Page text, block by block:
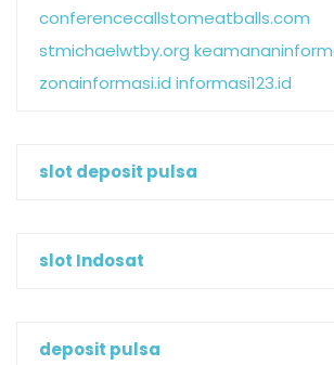
conferencecallstomeatballs.com
stmichaelwtby.org
zonainformasi.id informasi123.id
slot deposit pulsa
slot Indosat
deposit pulsa